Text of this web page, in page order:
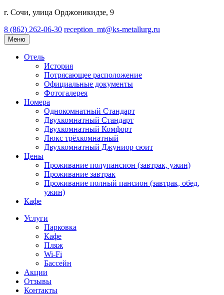
г. Сочи, улица Орджоникидзе, 9
8 (862) 262-06-30 reception_mt@ks-metallurg.ru
Меню
Отель
История
Потрясающее расположение
Официальные документы
Фотогалерея
Номера
Однокомнатный Стандарт
Двухкомнатный Стандарт
Двухкомнатный Комфорт
Люкс трёхкомнатный
Двухкомнатный Джуниор сюит
Цены
Проживание полупансион (завтрак, ужин)
Проживание завтрак
Проживание полный пансион (завтрак, обед,
ужин)
Кафе
Услуги
Парковка
Кафе
Пляж
Wi-Fi
Бассейн
Акции
Отзывы
Контакты